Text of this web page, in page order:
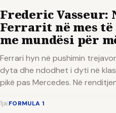
Frederic Vasseur:
Ferrarit në mes
me mundësi për
Ferrari hyn në pushimin
dyta dhe ndodhet i dyti në
pikë pas Mercedes. Në
1ja FORMULA 1